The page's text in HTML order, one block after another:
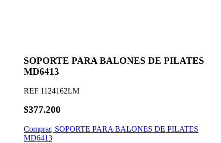
SOPORTE PARA BALONES DE PILATES
MD6413
REF 1124162LM
$377.200
Comprar, SOPORTE PARA BALONES DE PILATES
MD6413